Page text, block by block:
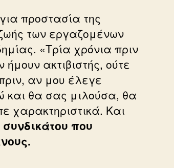
προστασία της
των εργαζομένων
«Τρία χρόνια πριν
ακτιβιστής, ούτε
αν μου έλεγε
και θα σας μιλούσα, θα
χαρακτηριστικά. Και
συνδικάτου που